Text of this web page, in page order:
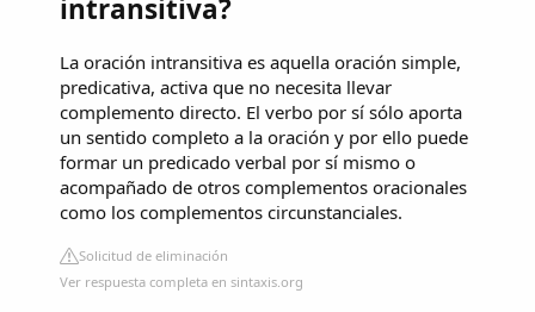
intransitiva?
La oración intransitiva es aquella oración simple,
predicativa, activa que no necesita llevar
complemento directo. El verbo por sí sólo aporta
un sentido completo a la oración y por ello puede
formar un predicado verbal por sí mismo o
acompañado de otros complementos oracionales
como los complementos circunstanciales.
Solicitud de eliminación
Ver respuesta completa en sintaxis.org